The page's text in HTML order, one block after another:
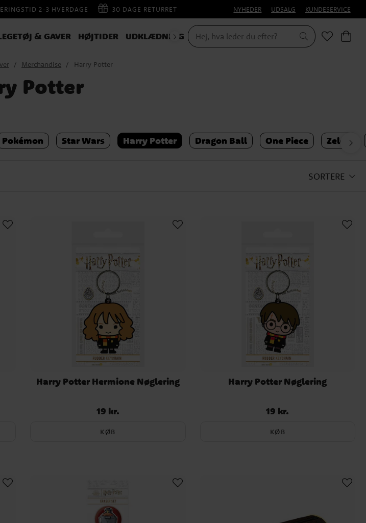
2-3 HVERDAGE 30 DAGE RETURRET NYHEDER UDSALG KUNDESERVICE
& GAVER HØJTIDER UDKLÆDNING
Merchandise Harry Potter
Potter
Pokémon Star Wars Harry Potter Dragon Ball One Piece Zelda
SORTERE
Harry Potter Hermione Nøglering
Pris: 19 kr.
19 kr.
KØB
Harry Potter Nøglering
Pris: 19 kr.
19 kr.
KØB